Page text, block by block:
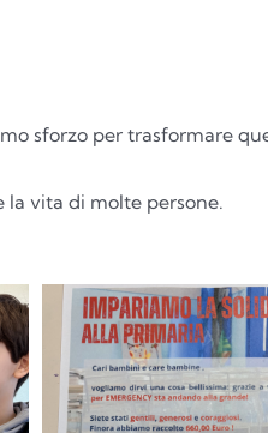
sforzo per trasformare
la vita di molte persone.